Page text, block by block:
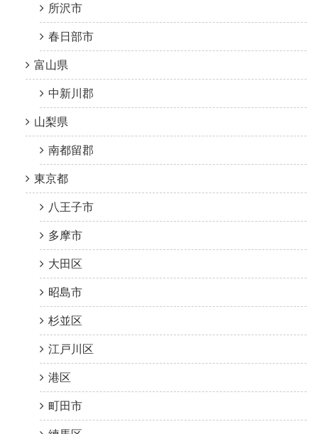
所沢市
春日部市
富山県
中新川郡
山梨県
南都留郡
東京都
八王子市
多摩市
大田区
昭島市
杉並区
江戸川区
港区
町田市